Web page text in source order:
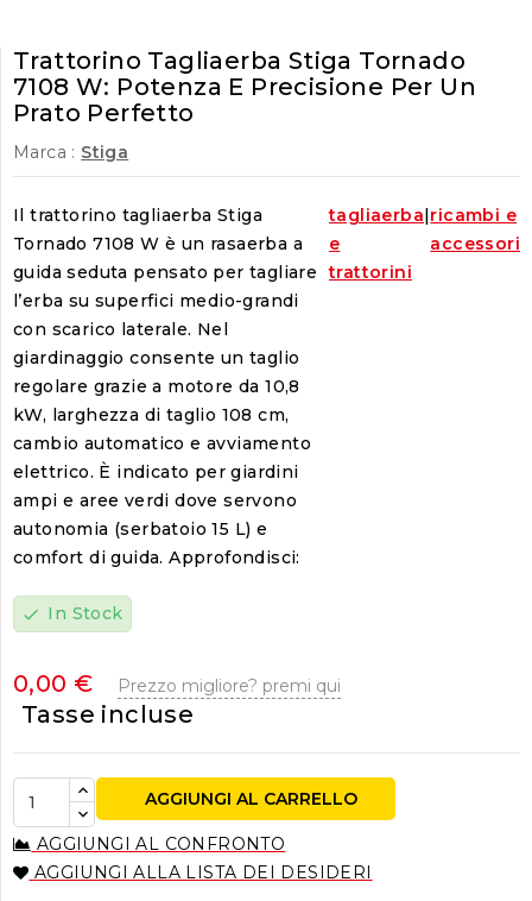
Trattorino Tagliaerba Stiga Tornado
7108 W: Potenza E Precisione Per Un
Prato Perfetto
Marca : Stiga
Il trattorino tagliaerba Stiga
Tornado 7108 W è un rasaerba a
guida seduta pensato per tagliare
l’erba su superfici medio-grandi
con scarico laterale. Nel
giardinaggio consente un taglio
regolare grazie a motore da 10,8
kW, larghezza di taglio 108 cm,
cambio automatico e avviamento
elettrico. È indicato per giardini
ampi e aree verdi dove servono
autonomia (serbatoio 15 L) e
comfort di guida. Approfondisci:
tagliaerba
e
trattorini
|ricambi e
accessori
check In Stock
0,00 € Prezzo migliore? premi qui
Tasse incluse
AGGIUNGI AL CARRELLO
AGGIUNGI AL CONFRONTO
AGGIUNGI ALLA LISTA DEI DESIDERI